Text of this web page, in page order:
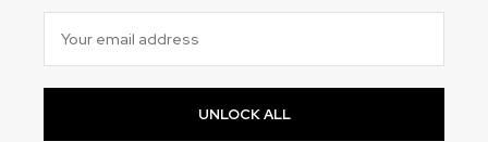
UNLOCK ALL